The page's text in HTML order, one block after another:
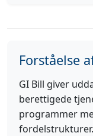
Forståelse
GI Bill giver
berettigede
programmer
fordelstrukturer.